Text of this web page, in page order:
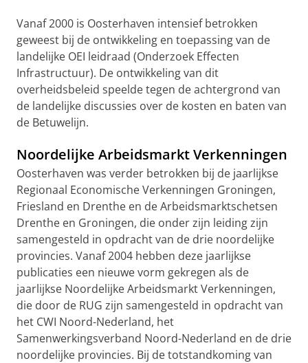
Vanaf 2000 is Oosterhaven intensief betrokken
geweest bij de ontwikkeling en toepassing van de
landelijke OEI leidraad (Onderzoek Effecten
Infrastructuur). De ontwikkeling van dit
overheidsbeleid speelde tegen de achtergrond van
de landelijke discussies over de kosten en baten van
de Betuwelijn.
Noordelijke Arbeidsmarkt Verkenningen
Oosterhaven was verder betrokken bij de jaarlijkse
Regionaal Economische Verkenningen Groningen,
Friesland en Drenthe en de Arbeidsmarktschetsen
Drenthe en Groningen, die onder zijn leiding zijn
samengesteld in opdracht van de drie noordelijke
provincies. Vanaf 2004 hebben deze jaarlijkse
publicaties een nieuwe vorm gekregen als de
jaarlijkse Noordelijke Arbeidsmarkt Verkenningen,
die door de RUG zijn samengesteld in opdracht van
het CWI Noord-Nederland, het
Samenwerkingsverband Noord-Nederland en de drie
noordelijke provincies. Bij de totstandkoming van